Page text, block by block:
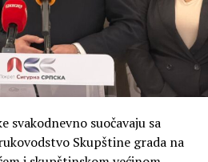
skupštinskom govornicom i
građani nemaju nikakve
samo da pred kamerama
po sebe i prizna ono što je
znala — Draško Stanivuković
dok je Vukanovićeva
cijenu” doživjela potpuni
populaciji ne smije
i odavanju počasti na
Srpska mora graditi
koja će poboljšati
da Republiku
svakodnevno suočavaju sa
Skupštine grada na